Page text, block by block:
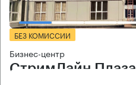
БЕЗ КОМИССИИ
Бизнес-центр
СтримЛайн Плаза